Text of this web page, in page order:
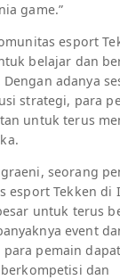
game.”
esport
belajar dan
adanya
strategi, para
untuk terus
seorang
esport Tekken di
untuk terus
event
pemain
dan